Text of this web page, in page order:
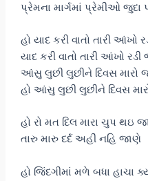
પ્રેમના માર્ગમાં પ્રેમીઓ જુદા
હો યાદ કરી વાતો તારી આંખો
યાદ કરી વાતો તારી આંખો
આંસુ લુછી લુછીને દિવસ મારો
હો આંસુ લુછી લુછીને દિવસ
હો રો મત દિલ મારા ચુપ થઇ
તારુ મારુ દર્દ અહીં નહિ જાણે
હો જિંદગીમાં મળે બધા હાચા